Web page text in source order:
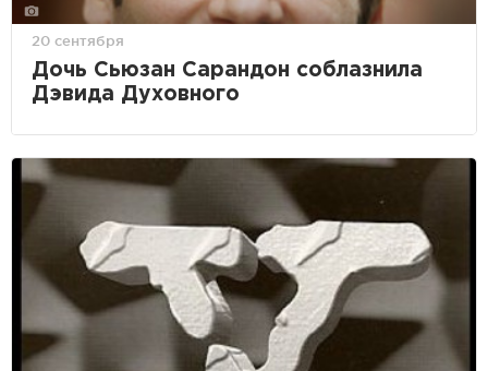
20 сентября
Дочь Сьюзан Сарандон соблазнила
Дэвида Духовного